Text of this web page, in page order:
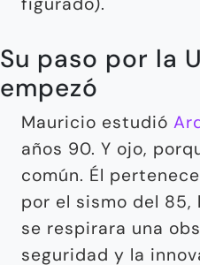
Su paso por la
empezó
Mauricio estudió
años 90. Y ojo,
común. Él
por el sismo del 85,
se respirara una
seguridad y la